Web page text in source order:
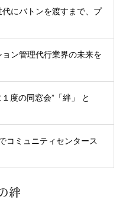
にバトンを渡すまで、プ
ン管理代行業界の未来を
度の同窓会”「絆」 と
コミュニティセンタース